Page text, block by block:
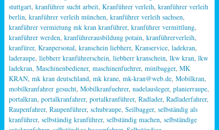
stuttgart, kranführer sucht arbeit, Kranführer verleih, kranführer verleih
berlin, kranführer verleih münchen, kranführer verleih sachsen,
kranführer vermietung mk kran kranführer, kranführer vermittlung,
kranführer werden, kranführerausbildung potain, kranführerverleih,
kranfürer, Kranpersonal, kranschein liebherr, Kranservice, ladekran,
laderaupe, liebherr kranführerschein, liebherr kranschein, lkw kran, lkw
ladekran, Maschinenbediener, maschinenfuehrer, minibagger, MK
KRAN, mk kran deutschland, mk krane, mk-kran@web.de, Mobilkran,
mobilkranfahrer gesucht, Mobilkranfuehrer, nadelausleger, planierraupe,
portalkran, portalkranfahrer, portalkranführer, Radlader, Radladerfahrer,
Raupenfahrer, Raupenführer, schubraupe, Seilbagger, selbständig als
kranführer, selbständig kranführer, selbständig machen, selbständige